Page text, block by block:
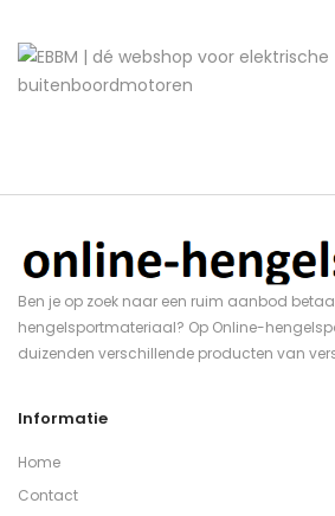
Ben je op zoek naar een ruim aanbod
hengelsportmateriaal? Op Online-
duizenden verschillende producten van
Informatie
Home
Contact